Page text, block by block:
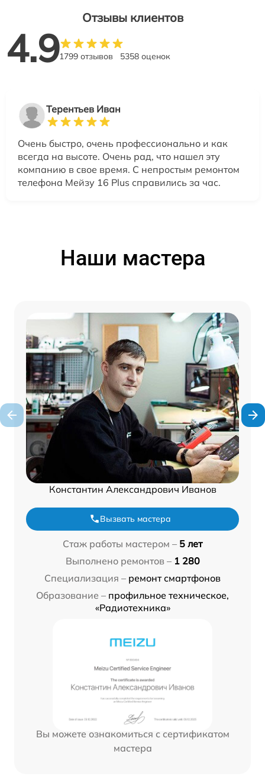
Отзывы клиентов
4.91799 отзывов 5358 оценок
Терентьев Иван
Очень быстро, очень профессионально и как
всегда на высоте. Очень рад, что нашел эту
компанию в свое время. С непростым ремонтом
телефона Мейзу 16 Plus справились за час.
Наши мастера
Константин Александрович Иванов
Вызвать мастера
Стаж работы мастером – 5 лет
Выполнено ремонтов – 1 280
Специализация – ремонт смартфонов
Образование – профильное техническое,
«Радиотехника»
Вы можете ознакомиться с сертификатом
мастера